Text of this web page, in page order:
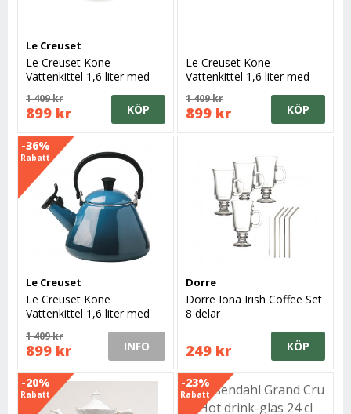
Le Creuset
Le Creuset Kone
Vattenkittel 1,6 liter med
vissla, Meringue
1 409 kr
899 kr KÖP
Le Creuset Kone
Vattenkittel 1,6 liter med
Vissla, Shell Pink
1 409 kr
899 kr KÖP
-36%
Rabatt
Le Creuset
Le Creuset Kone
Vattenkittel 1,6 liter med
1 409 kr
899 kr INFO
Dorre
Dorre Iona Irish Coffee Set
8 delar
249 kr KÖP
-20%
Rabatt
-23%
Rabatt